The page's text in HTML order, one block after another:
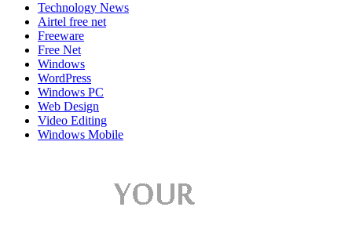
Technology News
Airtel free net
Freeware
Free Net
Windows
WordPress
Windows PC
Web Design
Video Editing
Windows Mobile